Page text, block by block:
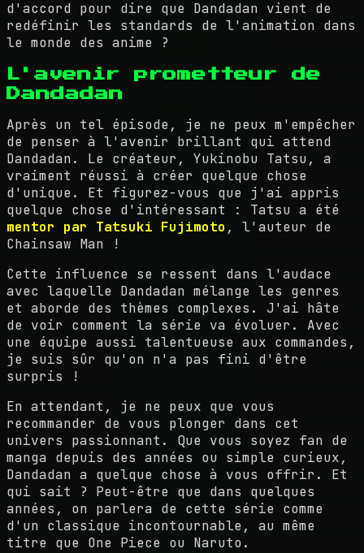
d'accord pour dire que Dandadan vient de
redéfinir les standards de l'animation dans
le monde des anime ?
L'avenir prometteur de
Dandadan
Après un tel épisode, je ne peux m'empêcher
de penser à l'avenir brillant qui attend
Dandadan. Le créateur, Yukinobu Tatsu, a
vraiment réussi à créer quelque chose
d'unique. Et figurez-vous que j'ai appris
quelque chose d'intéressant : Tatsu a été
mentor par Tatsuki Fujimoto , l'auteur de
Chainsaw Man !
Cette influence se ressent dans l'audace
avec laquelle Dandadan mélange les genres
et aborde des thèmes complexes. J'ai hâte
de voir comment la série va évoluer. Avec
une équipe aussi talentueuse aux commandes,
je suis sûr qu'on n'a pas fini d'être
surpris !
En attendant, je ne peux que vous
recommander de vous plonger dans cet
univers passionnant. Que vous soyez fan de
manga depuis des années ou simple curieux,
Dandadan a quelque chose à vous offrir. Et
qui sait ? Peut-être que dans quelques
années, on parlera de cette série comme
d'un classique incontournable, au même
titre que One Piece ou Naruto.